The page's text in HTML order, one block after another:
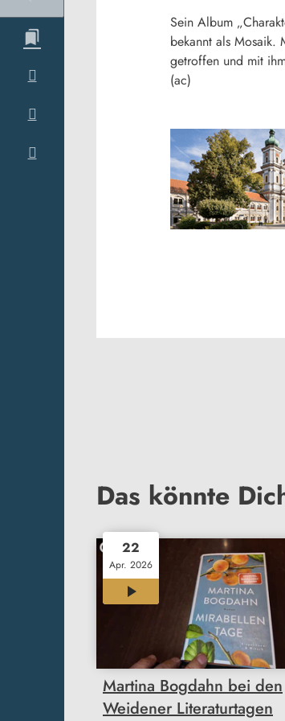
Sein Album
bekannt als Mosaik.
getroffen und mit
(ac)
Das könnte
22
Apr. 2026
Martina Bogdahn bei den
Weidener Literaturtagen